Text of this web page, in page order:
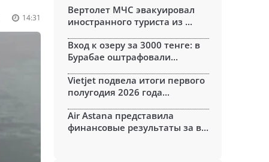
14:31
Вертолет МЧС эвакуировал
иностранного туриста из ...
Вход к озеру за 3000 тенге: в
Бурабае оштрафовали...
Vietjet подвела итоги первого
полугодия 2026 года...
Air Astana представила
финансовые результаты за в...